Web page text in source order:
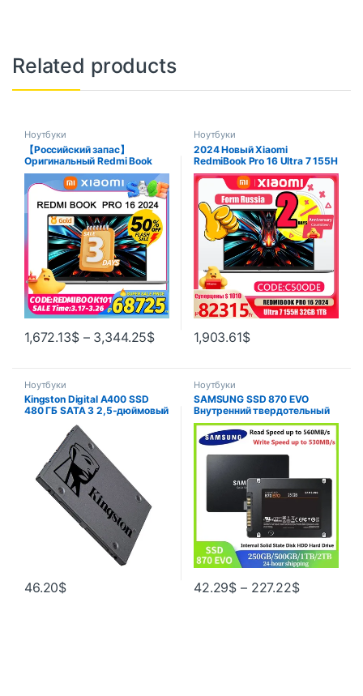
Related products
Ноутбуки
【Российский запас】
Оригинальный Redmi Book
Pro 16 2024 Intel Ultra 5
125H/Ultra7 155H 32G RAM 1T
SSD 3.1K 165 Гц Экран Серый
1,672.13$– 3,344.25$
Ноутбуки
2024 Новый Xiaomi
RedmiBook Pro 16 Ultra 7 155H
32 ГБ LPDDR5 1 ТБ SSD 3,1 К
165 Гц 16 дюймов
1,903.61$
Ноутбуки
Kingston Digital A400 SSD
480 ГБ SATA 3 2,5-дюймовый
внутренний твердотельный
накопитель HDD Жесткий
диск HD SSD 480GD 240 ГБ
Ноутбук ПК
46.20$
Ноутбуки
SAMSUNG SSD 870 EVO
Внутренний твердотельный
диск HDD Жесткий диск
SATA3 2,5-дюймовый
ноутбук Настольный
компьютер 1 ТБ 2 ТБ 250 ГБ
500 ГБ ПК MLC disco Baş
42.29$ – 227.22$